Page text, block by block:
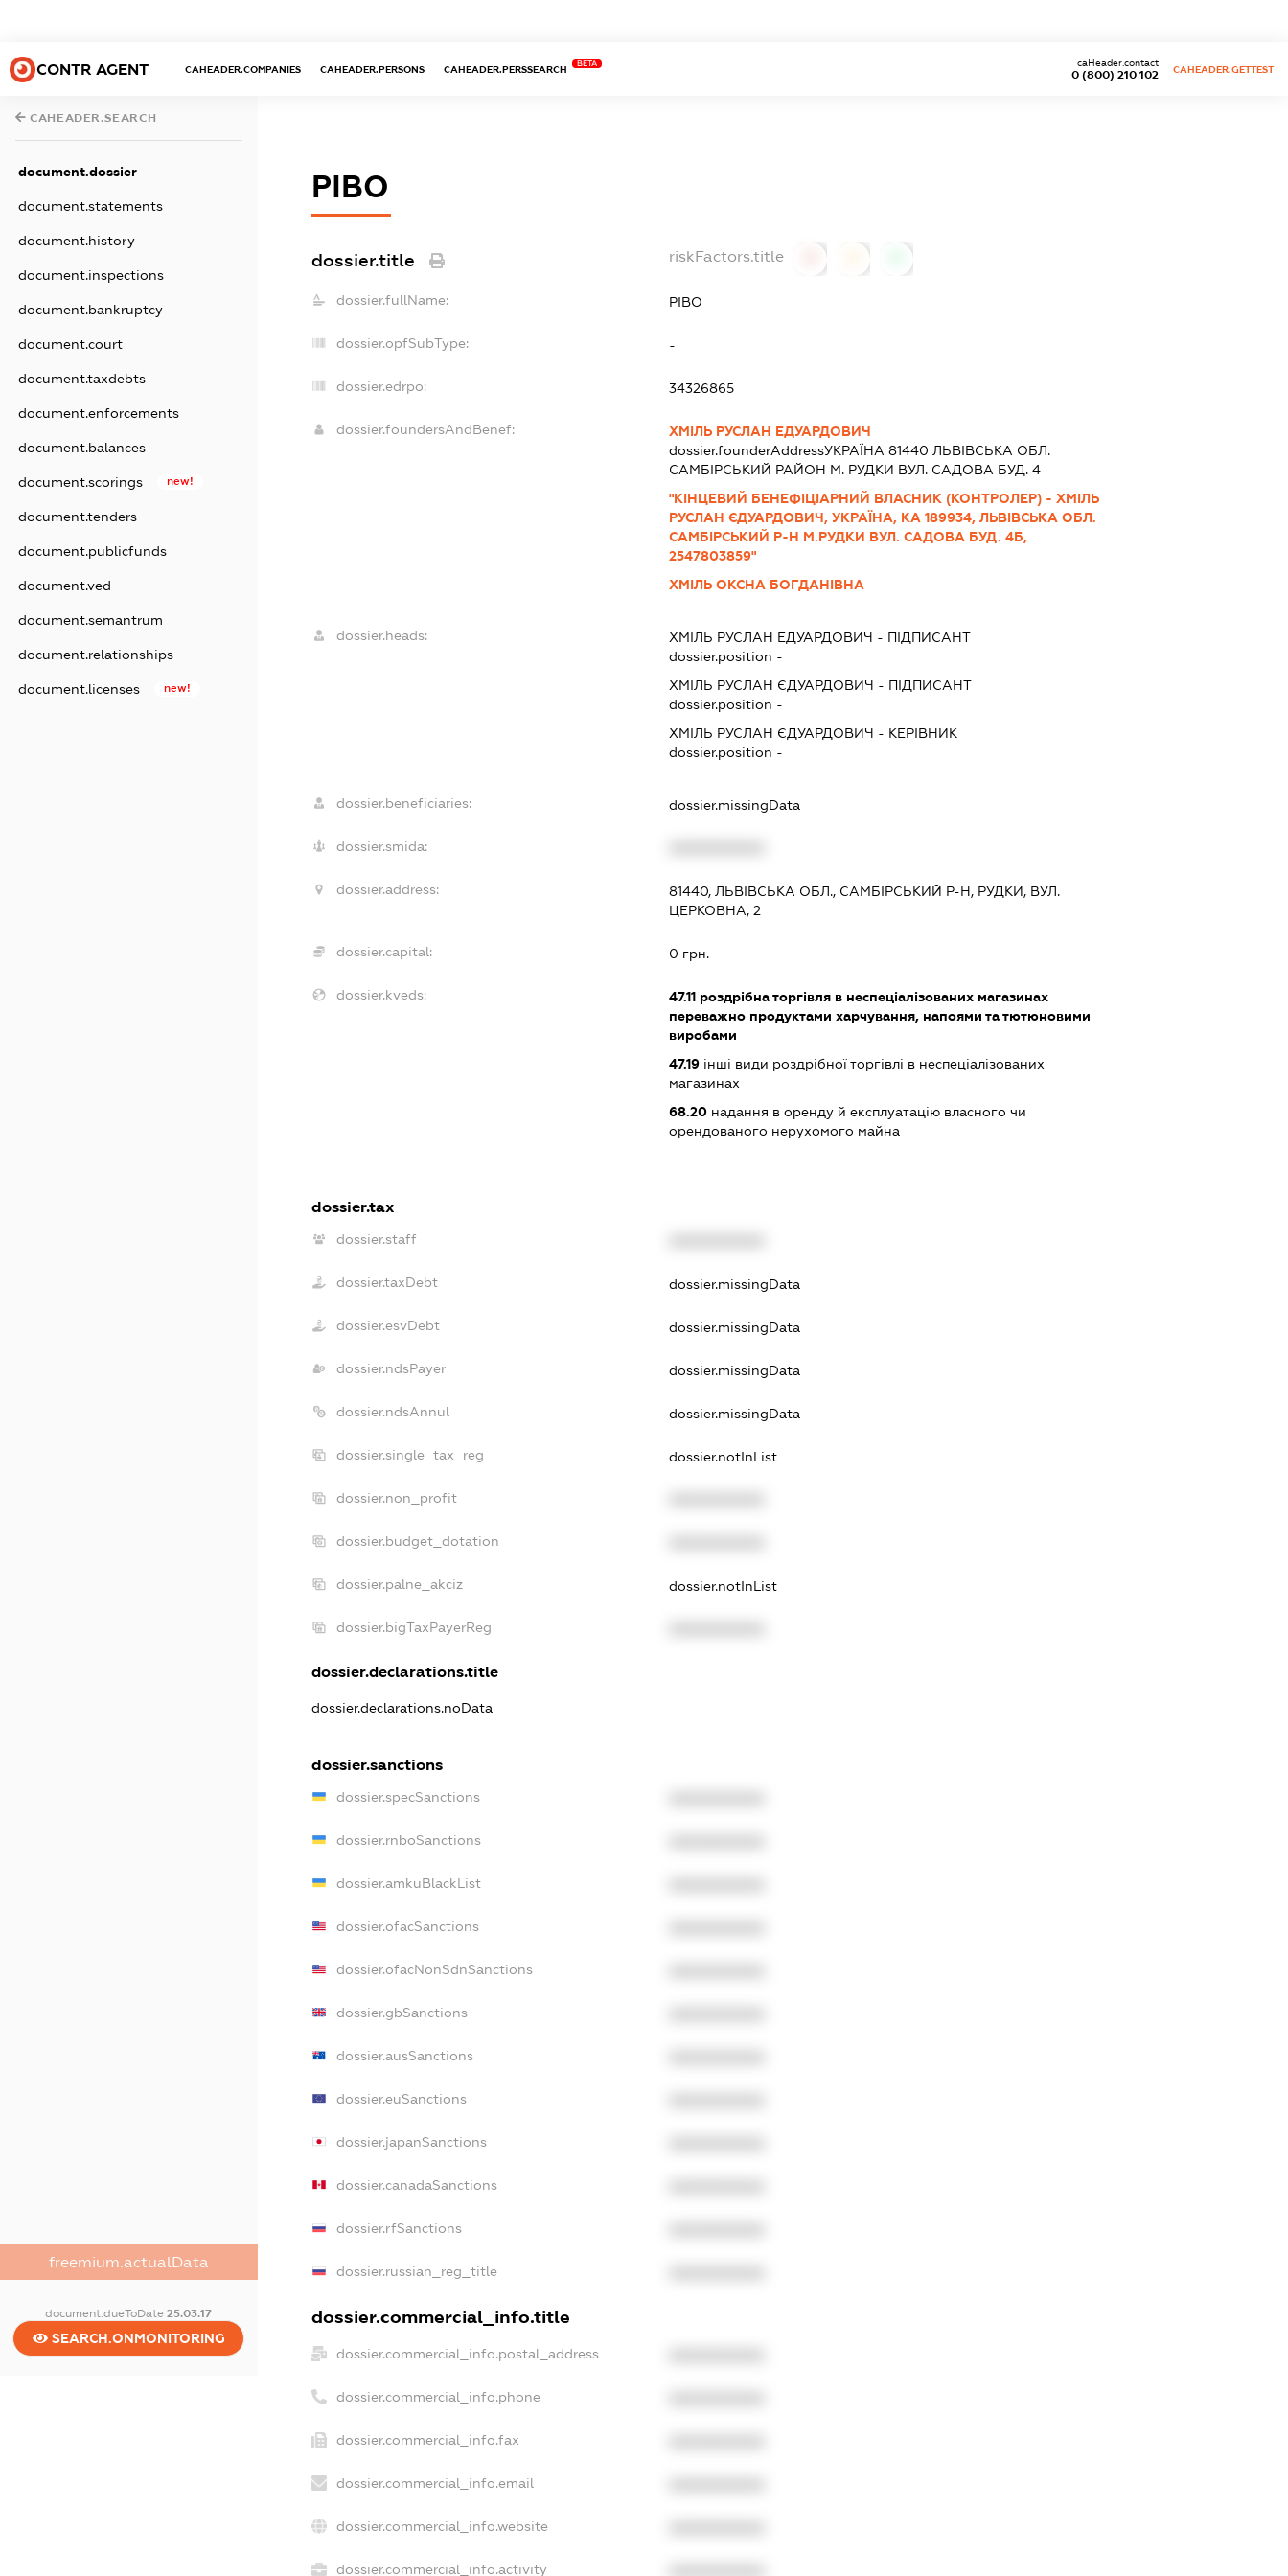
CONTR AGENT CAHEADER.COMPANIES CAHEADER.PERSONS CAHEADER.PERSSEARCH
BETA
0 (800) 210 102
caHeader.contact
CAHEADER.GETTEST
CAHEADER.SEARCH
document.dossier
document.statements
document.history
document.inspections
document.bankruptcy
document.court
document.taxdebts
document.enforcements
document.balances
document.scorings new!
document.tenders
document.publicfunds
document.ved
document.semantrum
document.relationships
document.licenses new!
freemium.actualData
document.dueToDate25.03.17
SEARCH.ONMONITORING
РІВО
dossier.title riskFactors.title
dossier.fullName: РІВО
dossier.opfSubType: -
dossier.edrpo: 34326865
dossier.foundersAndBenef:
ХМІЛЬ РУСЛАН ЕДУАРДОВИЧ
dossier.founderAddressУКРАЇНА 81440 ЛЬВIВСЬКА ОБЛ.
САМБIРСЬКИЙ РАЙОН М. РУДКИ ВУЛ. САДОВА БУД. 4
"КІНЦЕВИЙ БЕНЕФІЦІАРНИЙ ВЛАСНИК (КОНТРОЛЕР) - ХМІЛЬ
РУСЛАН ЄДУАРДОВИЧ, УКРАЇНА, КА 189934, ЛЬВІВСЬКА ОБЛ.
САМБІРСЬКИЙ Р-Н М.РУДКИ ВУЛ. САДОВА БУД. 4Б,
2547803859"
ХМІЛЬ ОКСНА БОГДАНІВНА
dossier.heads: ХМІЛЬ РУСЛАН ЕДУАРДОВИЧ - ПІДПИСАНТ
dossier.position -
ХМІЛЬ РУСЛАН ЄДУАРДОВИЧ - ПІДПИСАНТ
dossier.position -
ХМІЛЬ РУСЛАН ЄДУАРДОВИЧ - КЕРІВНИК
dossier.position -
dossier.beneficiaries: dossier.missingData
dossier.smida:
dossier.address:
81440, ЛЬВІВСЬКА ОБЛ., САМБІРСЬКИЙ Р-Н, РУДКИ, ВУЛ.
ЦЕРКОВНА, 2
dossier.capital: 0 грн.
dossier.kveds: 47.11роздрібна торгівля в неспеціалізованих магазинах
переважно продуктами харчування, напоями та тютюновими
виробами
47.19інші види роздрібної торгівлі в неспеціалізованих
магазинах
68.20надання в оренду й експлуатацію власного чи
орендованого нерухомого майна
dossier.tax
dossier.staff
dossier.taxDebt dossier.missingData
dossier.esvDebt dossier.missingData
dossier.ndsPayer dossier.missingData
dossier.ndsAnnul dossier.missingData
dossier.single_tax_reg dossier.notInList
dossier.non_profit
dossier.budget_dotation
dossier.palne_akciz dossier.notInList
dossier.bigTaxPayerReg
dossier.declarations.title
dossier.declarations.noData
dossier.sanctions
dossier.specSanctions
dossier.rnboSanctions
dossier.amkuBlackList
dossier.ofacSanctions
dossier.ofacNonSdnSanctions
dossier.gbSanctions
dossier.ausSanctions
dossier.euSanctions
dossier.japanSanctions
dossier.canadaSanctions
dossier.rfSanctions
dossier.russian_reg_title
dossier.commercial_info.title
dossier.commercial_info.postal_address
dossier.commercial_info.phone
dossier.commercial_info.fax
dossier.commercial_info.email
dossier.commercial_info.website
dossier.commercial_info.activity